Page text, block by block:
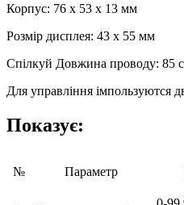
Корпус: 76 x 53 x 13 мм
Розмір дисплея: 43 x 55 мм
Спілкуй Довжина проводу: 85
Для управління імпользуются
Показує:
№ Параметр